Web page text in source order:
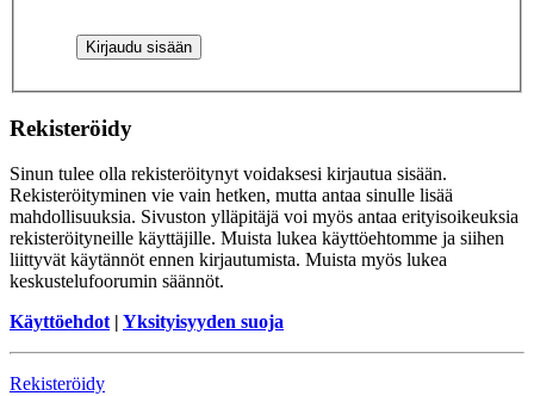
Rekisteröidy
Sinun tulee olla rekisteröitynyt voidaksesi kirjautua sisään.
Rekisteröityminen vie vain hetken, mutta antaa sinulle lisää
mahdollisuuksia. Sivuston ylläpitäjä voi myös antaa erityisoikeuksia
rekisteröityneille käyttäjille. Muista lukea käyttöehtomme ja siihen
liittyvät käytännöt ennen kirjautumista. Muista myös lukea
keskustelufoorumin säännöt.
Käyttöehdot | Yksityisyyden suoja
Rekisteröidy